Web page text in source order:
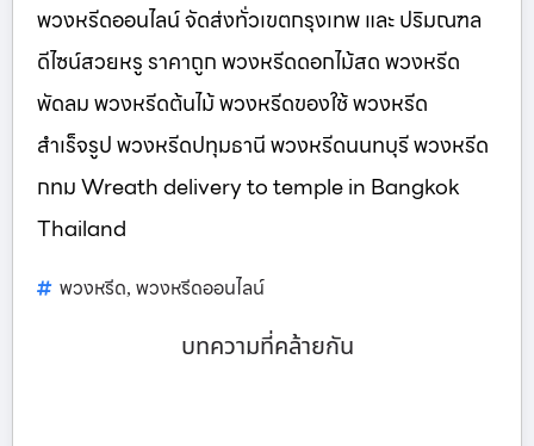
พวงหรีดออนไลน์ จัดส่งทั่วเขตกรุงเทพ และ ปริมณฑล
ดีไซน์สวยหรู ราคาถูก พวงหรีดดอกไม้สด พวงหรีด
พัดลม พวงหรีดต้นไม้ พวงหรีดของใช้ พวงหรีด
สำเร็จรูป พวงหรีดปทุมธานี พวงหรีดนนทบุรี พวงหรีด
กทม Wreath delivery to temple in Bangkok
Thailand
พวงหรีด, พวงหรีดออนไลน์
บทความที่คล้ายกัน